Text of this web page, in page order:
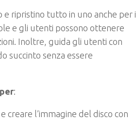
e ripristino tutto in uno anche per i
e gli utenti possono ottenere
Inoltre, guida gli utenti con
succinto senza essere
:
e creare l’immagine del disco con